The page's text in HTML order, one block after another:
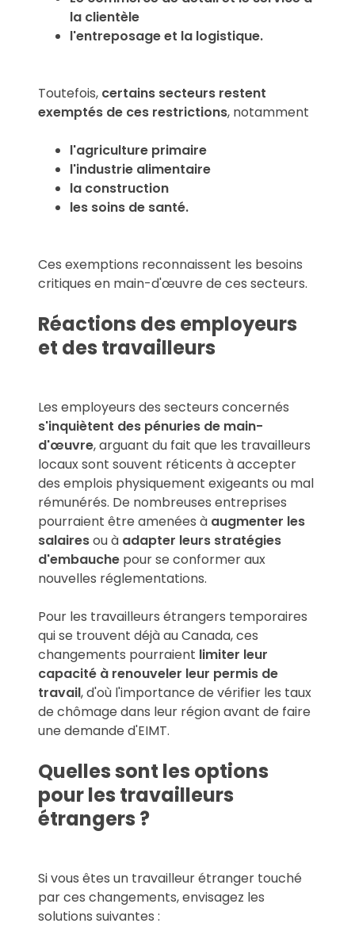
la clientèle
l'entreposage et la logistique.
Toutefois, certains secteurs restent
exemptés de ces restrictions, notamment
l'agriculture primaire
l'industrie alimentaire
la construction
les soins de santé.
Ces exemptions reconnaissent les besoins
critiques en main-d'œuvre de ces secteurs.
Réactions des employeurs
et des travailleurs
Les employeurs des secteurs concernés
s'inquiètent des pénuries de main-
d'œuvre, arguant du fait que les travailleurs
locaux sont souvent réticents à accepter
des emplois physiquement exigeants ou mal
rémunérés. De nombreuses entreprises
pourraient être amenées à augmenter les
salairesou à adapter leurs stratégies
d'embauche pour se conformer aux
nouvelles réglementations.
Pour les travailleurs étrangers temporaires
qui se trouvent déjà au Canada, ces
changements pourraient limiter leur
capacité à renouveler leur permis de
travail, d'où l'importance de vérifier les taux
de chômage dans leur région avant de faire
une demande d'EIMT.
Quelles sont les options
pour les travailleurs
étrangers ?
Si vous êtes un travailleur étranger touché
par ces changements, envisagez les
solutions suivantes :